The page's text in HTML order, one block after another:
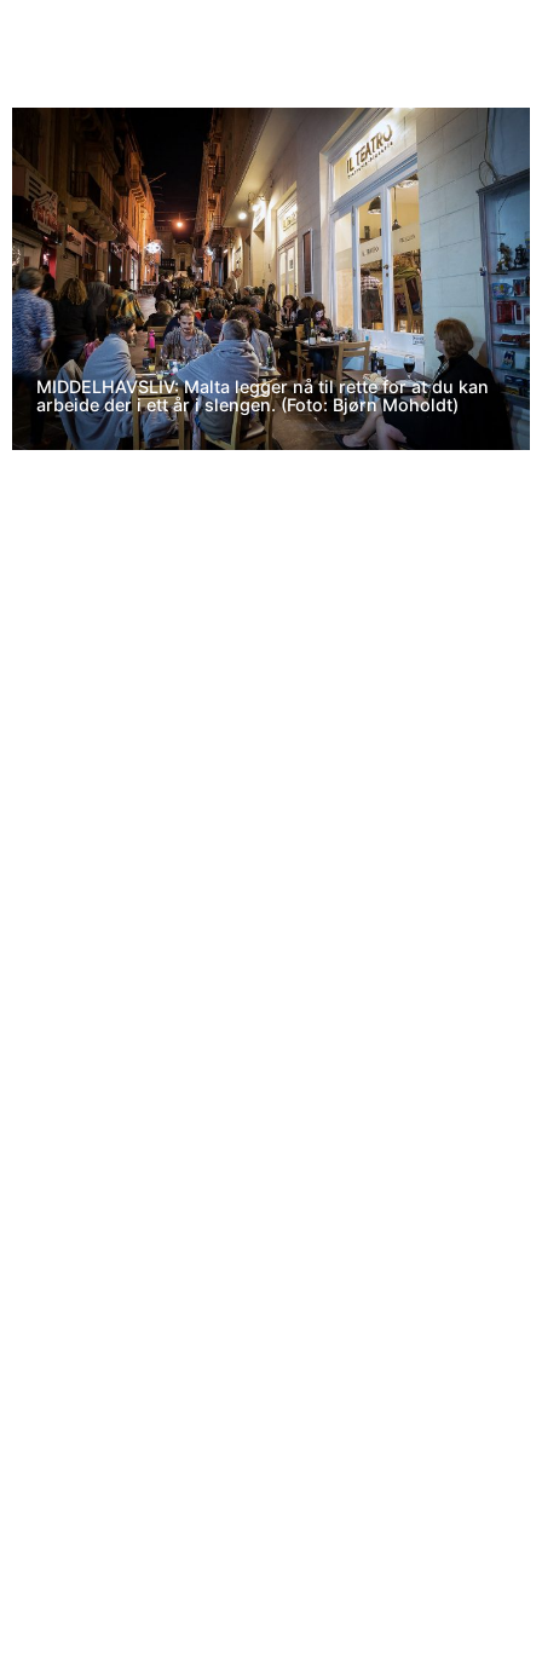
MIDDELHAVSLIV: Malta legger nå til rette for at du kan
arbeide der i ett år i slengen. (Foto: Bjørn Moholdt)